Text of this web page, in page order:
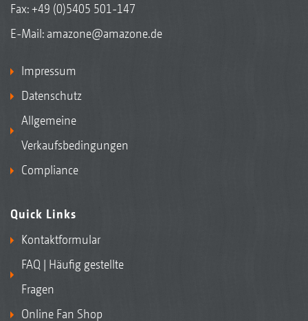
Fax: +49 (0)5405 501-147
E-Mail: amazone@amazone.de
Impressum
Datenschutz
Allgemeine
Verkaufsbedingungen
Compliance
Quick Links
Kontaktformular
FAQ | Häufig gestellte
Fragen
Online Fan Shop